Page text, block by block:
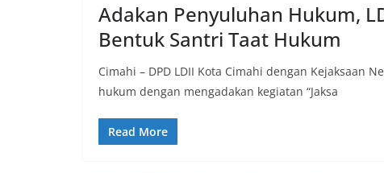
Adakan Penyuluhan Hukum,
Bentuk Santri Taat Hukum
Cimahi – DPD LDII Kota Cimahi dengan Kejaksaan
hukum dengan mengadakan kegiatan “Jaksa
Read More